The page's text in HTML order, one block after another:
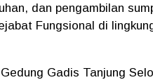
dan pengambilan
Fungsional di
Gadis Tanjung